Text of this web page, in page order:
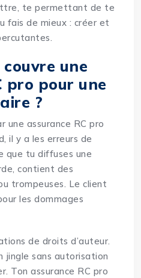
te permettant de te
fais de mieux : créer et
une
pro pour une
?
une assurance RC pro
il y a les erreurs de
que tu diffuses une
contient des
trompeuses. Le client
les dommages
de droits d’auteur.
jingle sans autorisation
Ton assurance RC pro